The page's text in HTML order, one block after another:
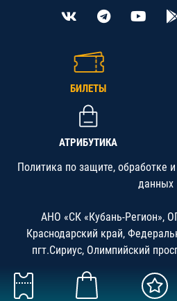
БИЛЕТЫ
АТРИБУТИКА
Политика по защите, обработке
данных
АНО «СК «Кубань-Регион»,
Краснодарский край,
пгт.Сириус, Олимпийский